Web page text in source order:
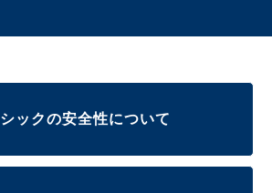
シックの安全性について